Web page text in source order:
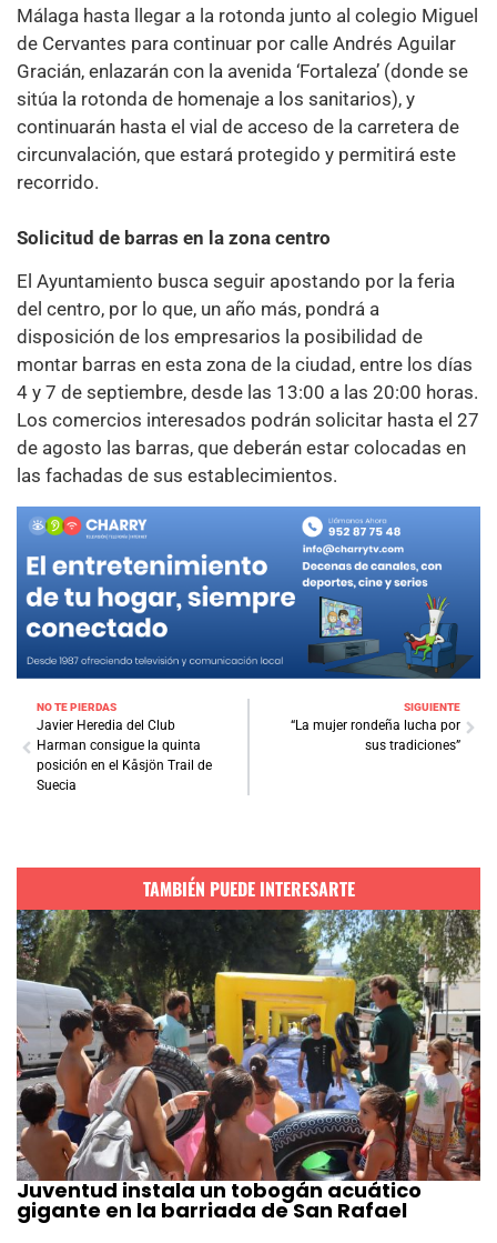
Málaga hasta llegar a la rotonda junto al colegio Miguel
de Cervantes para continuar por calle Andrés Aguilar
Gracián, enlazarán con la avenida ‘Fortaleza’ (donde se
sitúa la rotonda de homenaje a los sanitarios), y
continuarán hasta el vial de acceso de la carretera de
circunvalación, que estará protegido y permitirá este
recorrido.
Solicitud de barras en la zona centro
El Ayuntamiento busca seguir apostando por la feria
del centro, por lo que, un año más, pondrá a
disposición de los empresarios la posibilidad de
montar barras en esta zona de la ciudad, entre los días
4 y 7 de septiembre, desde las 13:00 a las 20:00 horas.
Los comercios interesados podrán solicitar hasta el 27
de agosto las barras, que deberán estar colocadas en
las fachadas de sus establecimientos.
NO TE PIERDAS
Javier Heredia del Club
Harman consigue la quinta
posición en el Kåsjön Trail de
Suecia
SIGUIENTE
“La mujer rondeña lucha por
sus tradiciones”
TAMBIÉN PUEDE INTERESARTE
Juventud instala un tobogán acuático
gigante en la barriada de San Rafael